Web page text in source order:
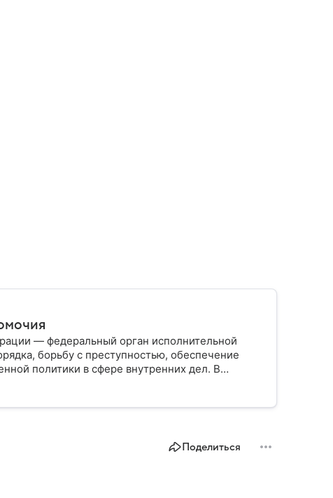
— федеральный орган исполнительной
борьбу с преступностью, обеспечение
политики в сфере внутренних дел. В
какие задачи выполняет министерство, как
Поделиться